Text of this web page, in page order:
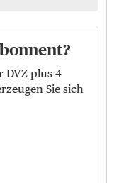
DVZ plus 4
Sie sich